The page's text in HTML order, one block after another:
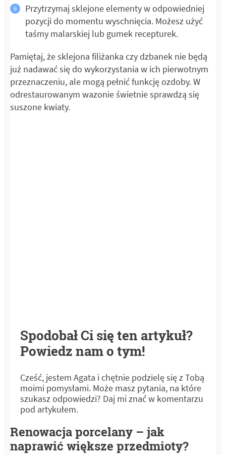
Przytrzymaj sklejone elementy w odpowiedniej
pozycji do momentu wyschnięcia. Możesz użyć
taśmy malarskiej lub gumek recepturek.
Pamiętaj, że sklejona filiżanka czy dzbanek nie będą
już nadawać się do wykorzystania w ich pierwotnym
przeznaczeniu, ale mogą pełnić funkcję ozdoby. W
odrestaurowanym wazonie świetnie sprawdzą się
suszone kwiaty.
Spodobał Ci się ten artykuł?
Powiedz nam o tym!
Cześć, jestem Agata i chętnie podzielę się z Tobą
moimi pomysłami. Może masz pytania, na które
szukasz odpowiedzi? Daj mi znać w komentarzu
pod artykułem.
Renowacja porcelany – jak
naprawić większe przedmioty?